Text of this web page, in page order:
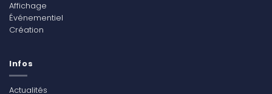
Affichage
Événementiel
Création
Infos
Actualités